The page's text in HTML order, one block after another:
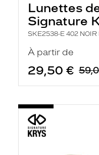
Lunettes
Signature
SKE2538-E 402
À partir de
29,50 €